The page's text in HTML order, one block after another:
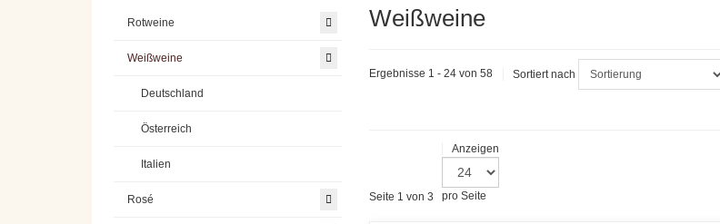
Weißweine
Ergebnisse 1 - 24 von 58 Sortiert nach
Seite 1 von 3
Anzeigen
pro Seite
Rotweine
Weißweine
Deutschland
Österreich
Italien
Rosé